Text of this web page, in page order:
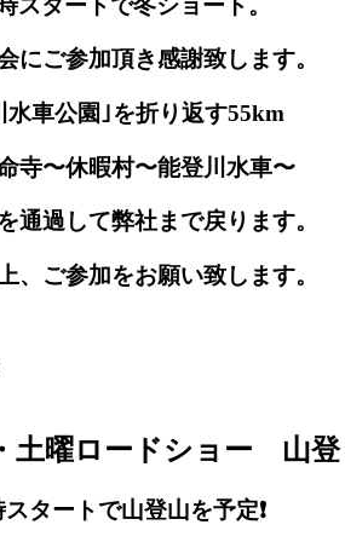
にご参加頂き感謝致します。
車公園｣を折り返す55km
寺〜休暇村〜能登川水車〜
過して弊社まで戻ります。
、ご参加をお願い致します。
土曜ロードショー 山
スタートで山登山を予定❗️